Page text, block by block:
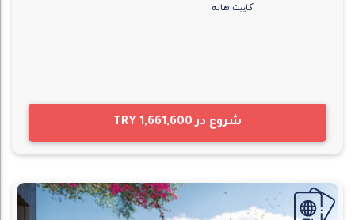
کاییت هانه
شروع در TRY 1,661,600